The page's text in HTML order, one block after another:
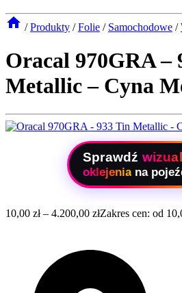
/ Produkty / Folie / Samochodowe /
Oracal 970GRA –
Metallic – Cyna
Sprawdź
oklejenia na
10,00 zł – 4.200,00 złZakres cen: od